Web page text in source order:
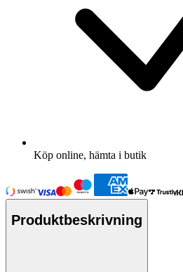
Köp online, hämta i butik
Produktbeskrivning